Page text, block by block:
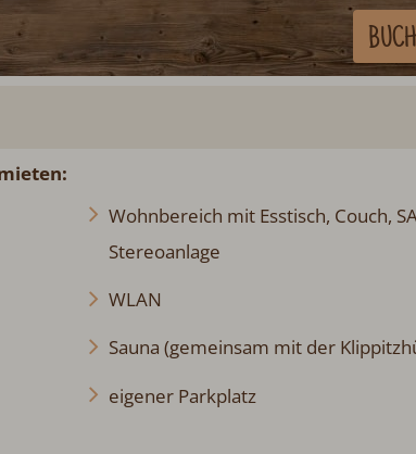
Wohnbereich mit Esstisch, Couch,
Stereoanlage
WLAN
Sauna (gemeinsam mit der
eigener Parkplatz